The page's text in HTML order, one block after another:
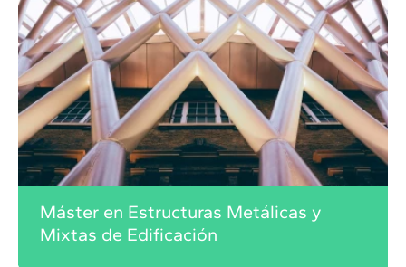
Máster en Estructuras Metálicas y
Mixtas de Edificación